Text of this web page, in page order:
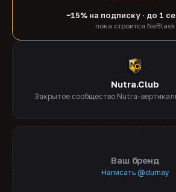
−15% на подписку · до 1
пока строится NeBlask
Nutra.Club
Закрытое сообщество Nutra-
Ваш бренд
Написать @dumay